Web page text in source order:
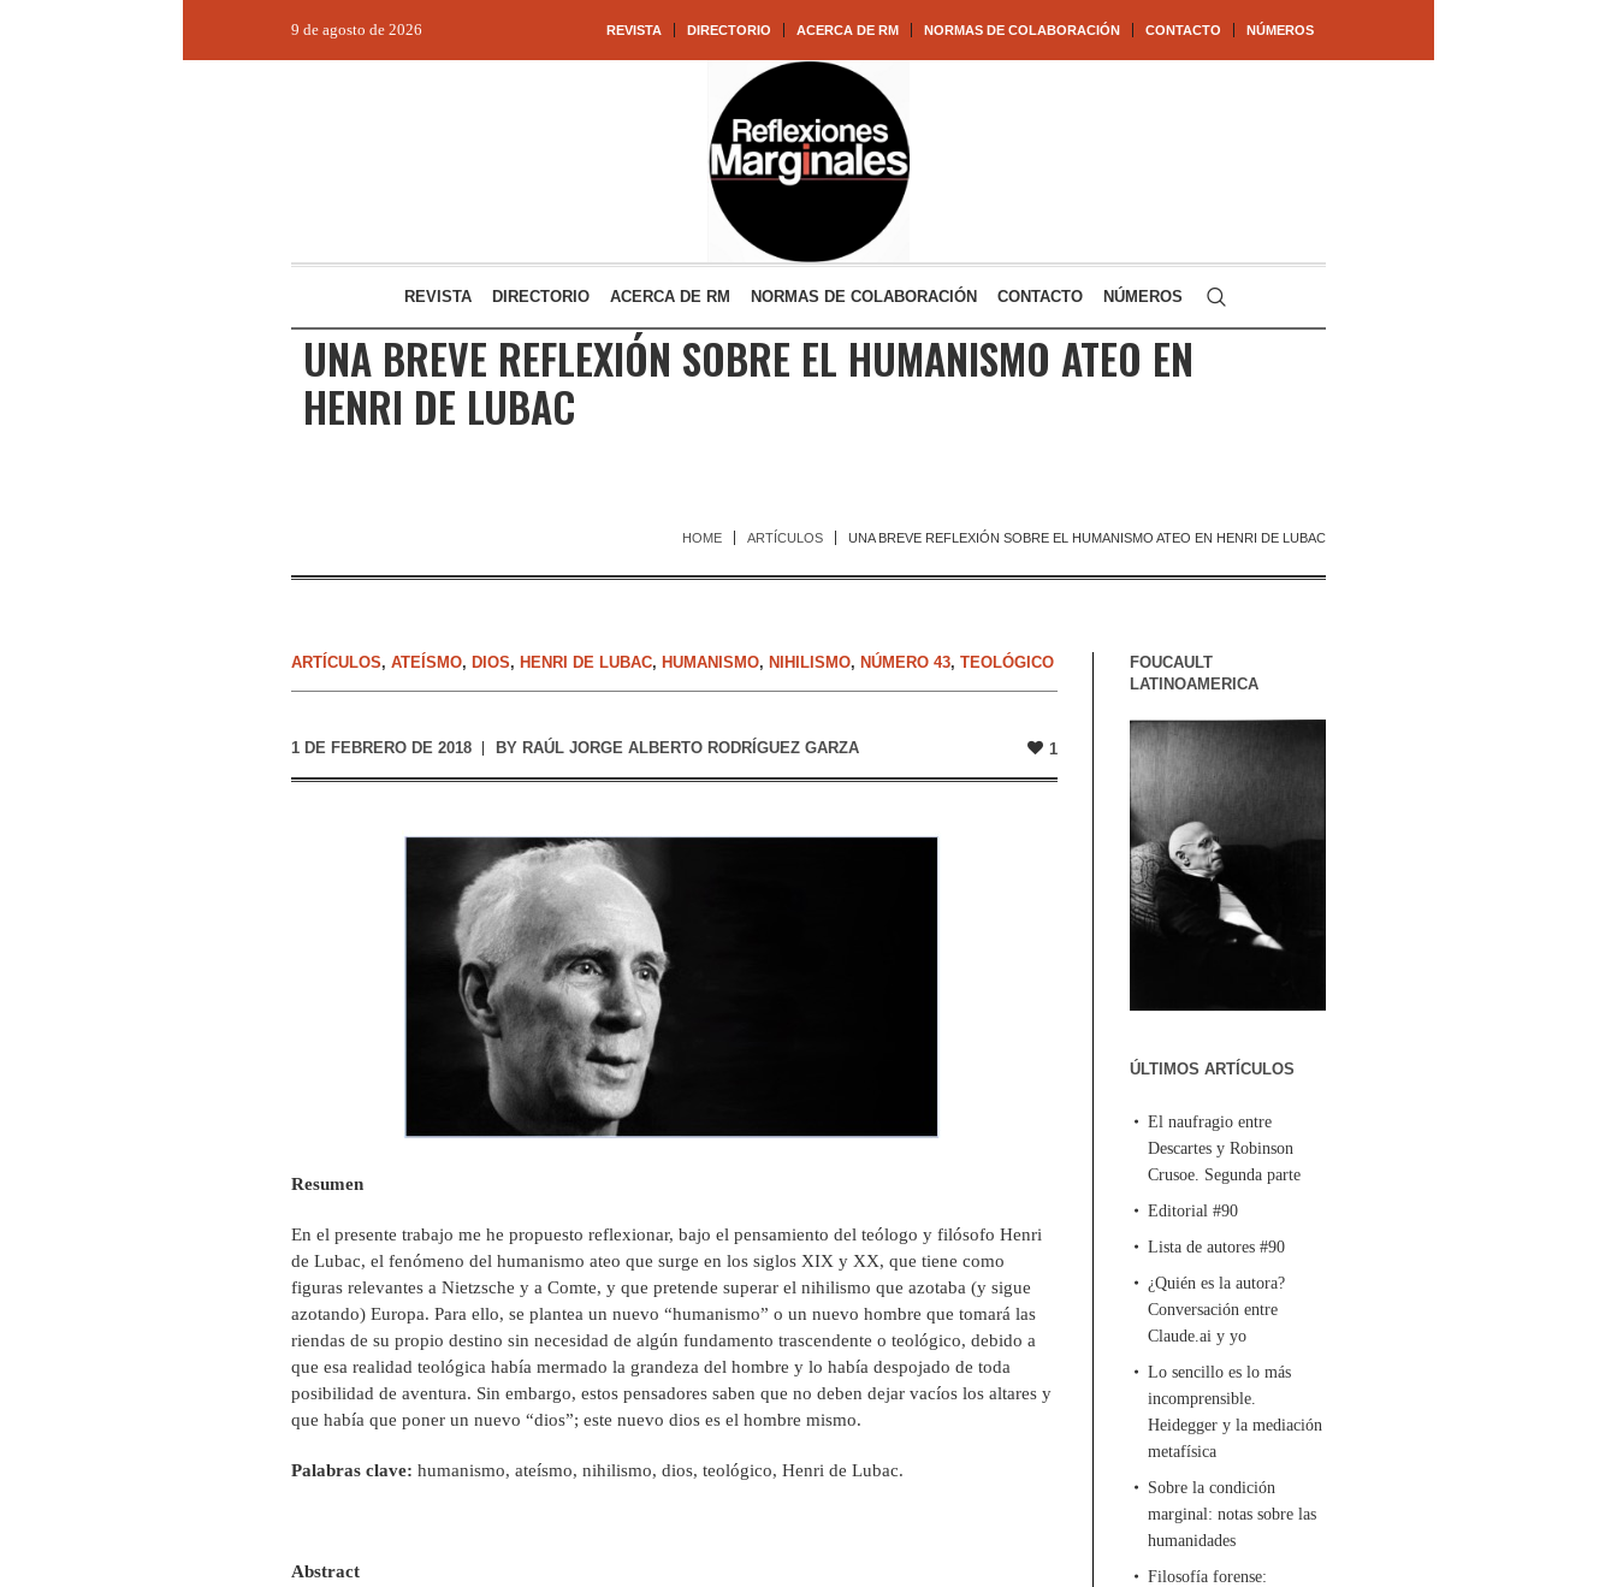
REVISTA DIRECTORIO ACERCA DE RM NORMAS DE COLABORACIÓN CONTACTO NÚMEROS
9 de agosto de 2026
REVISTA DIRECTORIO ACERCA DE RM NORMAS DE COLABORACIÓN CONTACTO NÚMEROS
UNA BREVE REFLEXIÓN SOBRE EL HUMANISMO ATEO EN
HENRI DE LUBAC
HOME ARTÍCULOS UNA BREVE REFLEXIÓN SOBRE EL HUMANISMO ATEO EN HENRI DE LUBAC
ARTÍCULOS, ATEÍSMO, DIOS, HENRI DE LUBAC, HUMANISMO, NIHILISMO, NÚMERO 43, TEOLÓGICO
1 DE FEBRERO DE 2018 BY RAÚL JORGE ALBERTO RODRÍGUEZ GARZA 1
Resumen
En el presente trabajo me he propuesto reflexionar, bajo el pensamiento del teólogo y filósofo Henri
de Lubac, el fenómeno del humanismo ateo que surge en los siglos XIX y XX, que tiene como
figuras relevantes a Nietzsche y a Comte, y que pretende superar el nihilismo que azotaba (y sigue
azotando) Europa. Para ello, se plantea un nuevo “humanismo” o un nuevo hombre que tomará las
riendas de su propio destino sin necesidad de algún fundamento trascendente o teológico, debido a
que esa realidad teológica había mermado la grandeza del hombre y lo había despojado de toda
posibilidad de aventura. Sin embargo, estos pensadores saben que no deben dejar vacíos los altares y
que había que poner un nuevo “dios”; este nuevo dios es el hombre mismo.
Palabras clave: humanismo, ateísmo, nihilismo, dios, teológico, Henri de Lubac.
Abstract
FOUCAULT
LATINOAMERICA
ÚLTIMOS ARTÍCULOS
El naufragio entre
Descartes y Robinson
Crusoe. Segunda parte
Editorial #90
Lista de autores #90
¿Quién es la autora?
Conversación entre
Claude.ai y yo
Lo sencillo es lo más
incomprensible.
Heidegger y la mediación
metafísica
Sobre la condición
marginal: notas sobre las
humanidades
Filosofía forense: